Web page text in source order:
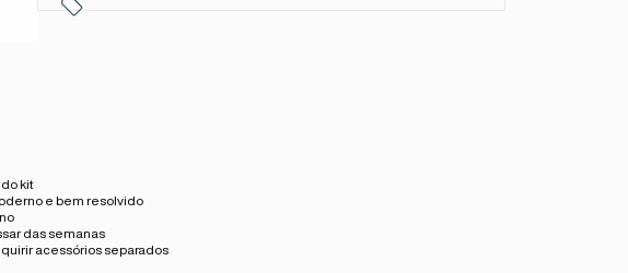
kit
e bem resolvido
das semanas
acessórios separados